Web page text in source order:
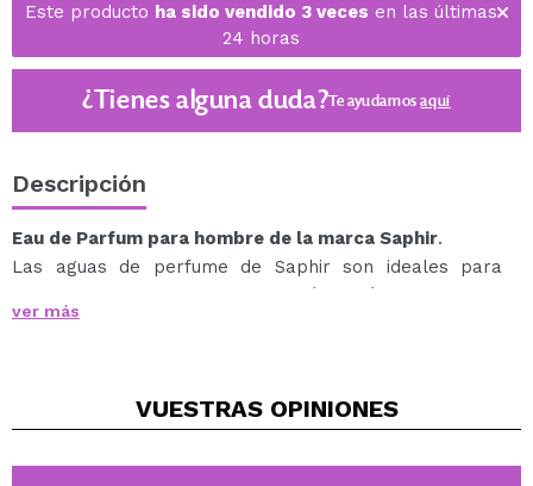
Este producto ha sido vendido 3 veces en las últimas
24 horas
¿Tienes alguna duda?Te ayudamosaquí
Descripción
Eau de Parfum para hombre de la marca Saphir.
Las aguas de perfume de Saphir son ideales para
hombres que quieren cuidarse día a día, ya que son
fragancias agradables y duraderas.
aplicarla cómodamente.
ver más
VUESTRAS OPINIONES